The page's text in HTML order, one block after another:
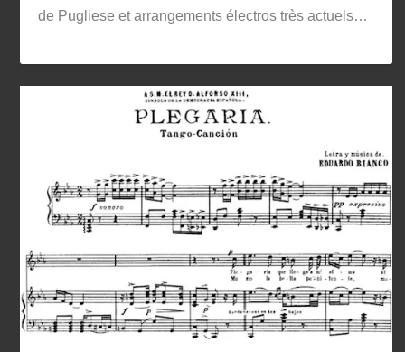
de Pugliese et arrangements électros très actuels…